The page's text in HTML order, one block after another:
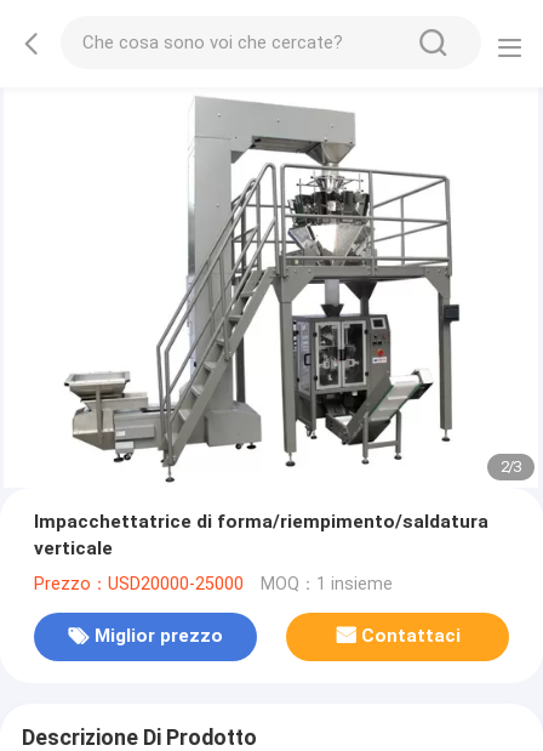
2/3
Impacchettatrice di forma/riempimento/saldatura
verticale
Prezzo：USD20000-25000 MOQ：1 insieme
Miglior prezzo Contattaci
Descrizione Di Prodotto